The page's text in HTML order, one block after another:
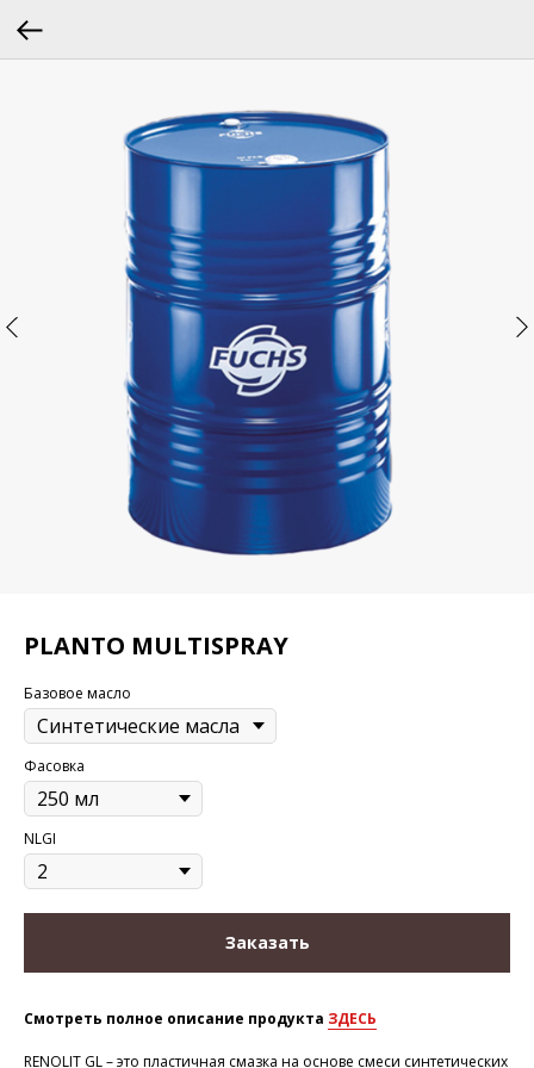
PLANTO MULTISPRAY
Базовое масло
Фасовка
NLGI
Заказать
Смотреть полное описание продукта ЗДЕСЬ
RENOLIT GL – это пластичная смазка на основе смеси синтетических